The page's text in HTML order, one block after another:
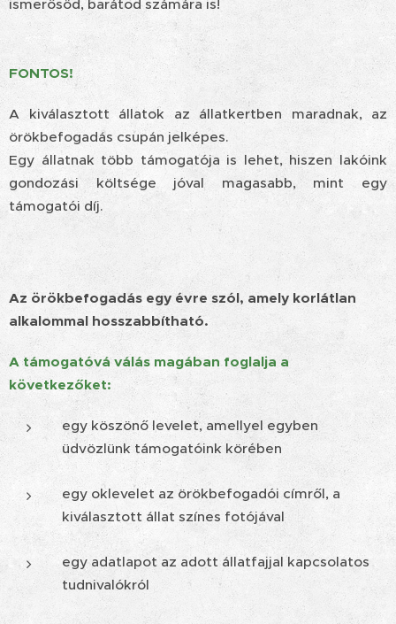
ismerősöd, barátod számára is!
FONTOS!
A kiválasztott állatok az állatkertben maradnak, az
örökbefogadás csupán jelképes.
Egy állatnak több támogatója is lehet, hiszen lakóink
gondozási költsége jóval magasabb, mint egy
támogatói díj.
Az örökbefogadás egy évre szól, amely korlátlan
alkalommal hosszabbítható.
A támogatóvá válás magában foglalja a
következőket:
egy köszönő levelet, amellyel egyben
üdvözlünk támogatóink körében
egy oklevelet az örökbefogadói címről, a
kiválasztott állat színes fotójával
egy adatlapot az adott állatfajjal kapcsolatos
tudnivalókról